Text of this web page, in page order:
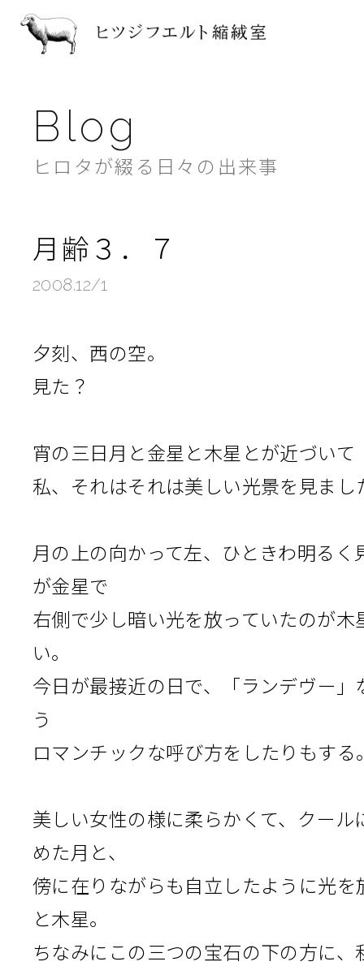
Blog
ヒロタが綴る日々の出来事
月齢３．７
2008.12/1
夕刻、西の空。
見た？
宵の三日月と金星と木星とが近づいて
私、それはそれは美しい光景を見まし
月の上の向かって左、ひときわ明るく
が金星で
右側で少し暗い光を放っていたのが木
い。
今日が最接近の日で、「ランデヴー」
う
ロマンチックな呼び方をしたりもする
美しい女性の様に柔らかくて、クール
めた月と、
傍に在りながらも自立したように光を
と木星。
ちなみにこの三つの宝石の下の方に、